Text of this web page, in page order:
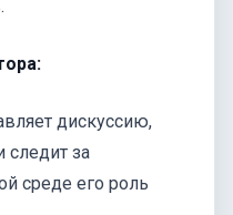
дискуссию,
следит за
среде его роль